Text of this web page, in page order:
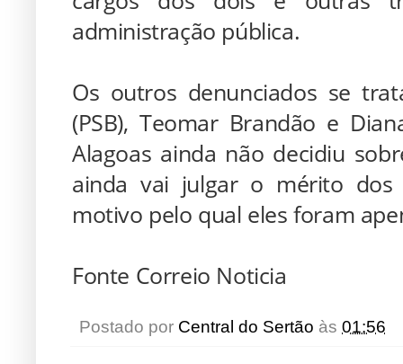
administração pública.
Os outros denunciados se
(PSB), Teomar Brandão e
Alagoas ainda não decidiu
ainda vai julgar o mérito dos
motivo pelo qual eles foram
Fonte Correio Noticia
Postado por Central do Sertão às 01:56